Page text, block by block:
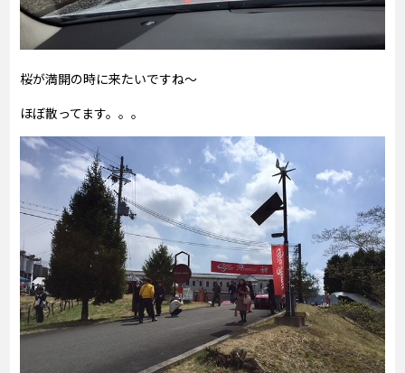
桜が満開の時に来たいですね～
ほぼ散ってます。。。